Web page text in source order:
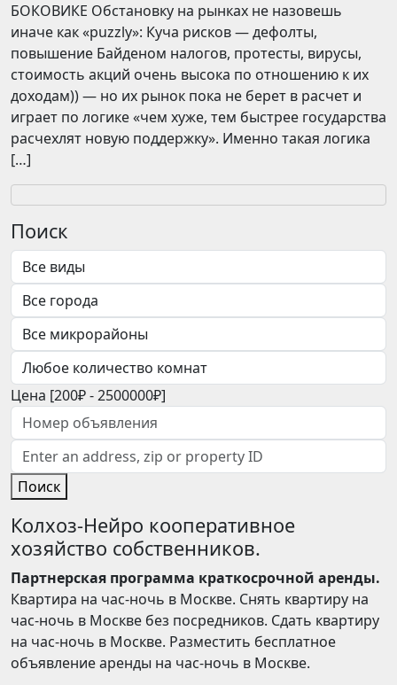
БОКОВИКЕ Обстановку на рынках не назовешь
иначе как «puzzly»: Куча рисков — дефолты,
повышение Байденом налогов, протесты, вирусы,
стоимость акций очень высока по отношению к их
доходам)) — но их рынок пока не берет в расчет и
играет по логике «чем хуже, тем быстрее государства
расчехлят новую поддержку». Именно такая логика
[…]
Поиск
Цена [200₽-2500000₽]
Поиск
Колхоз-Нейро кооперативное
хозяйство собственников.
Партнерская программа краткосрочной аренды.
Квартира на час-ночь в Москве. Снять квартиру на
час-ночь в Москве без посредников. Сдать квартиру
на час-ночь в Москве. Разместить бесплатное
объявление аренды на час-ночь в Москве.